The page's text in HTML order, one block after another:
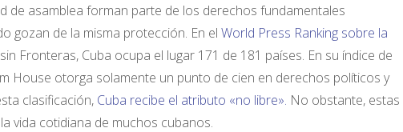
de asamblea forman parte de los derechos fundamentales
gozan de la misma protección. En el World Press Ranking sobre la
Fronteras, Cuba ocupa el lugar 171 de 181 países. En su índice de
House otorga solamente un punto de cien en derechos políticos y
clasificación, Cuba recibe el atributo «no libre». No obstante, estas
vida cotidiana de muchos cubanos.